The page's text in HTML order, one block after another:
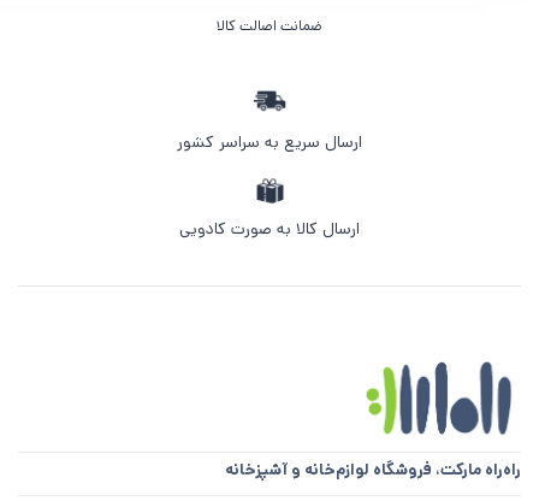
ضمانت اصالت کالا
ارسال سریع به سراسر کشور
ارسال کالا به صورت کادویی
راه‌راه مارکت، فروشگاه لوازم‌خانه و آشپزخانه